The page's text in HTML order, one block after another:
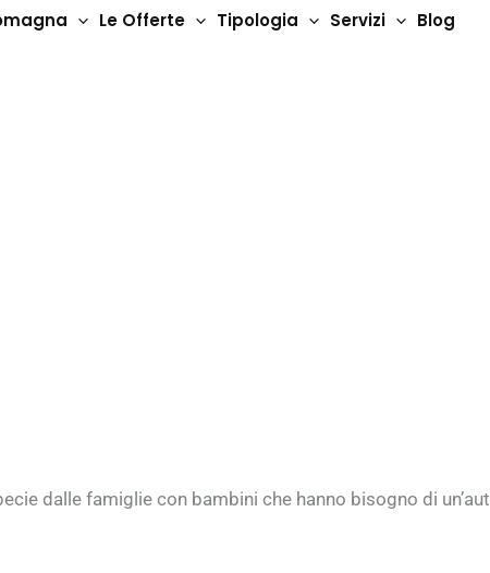
Le Offerte Tipologia Servizi Blog
dalle famiglie con bambini che hanno bisogno di